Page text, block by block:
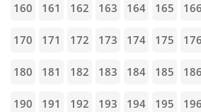
160 161 162 163 164 165 166
170 171 172 173 174 175 176
180 181 182 183 184 185 186
190 191 192 193 194 195 196